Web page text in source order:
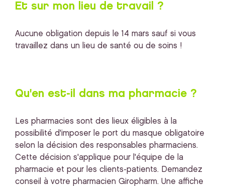
Et sur mon lieu de travail ?
Aucune obligation depuis le 14 mars sauf si vous
travaillez dans un lieu de santé ou de soins !
Qu'en est-il dans ma pharmacie ?
Les pharmacies sont des lieux éligibles à la
possibilité d'imposer le port du masque obligatoire
selon la décision des responsables pharmaciens.
Cette décision s'applique pour l'équipe de la
pharmacie et pour les clients-patients. Demandez
conseil à votre pharmacien Giropharm. Une affiche